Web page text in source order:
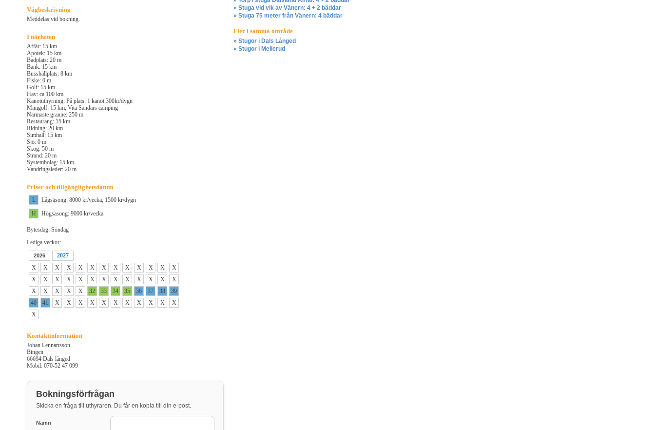
Vägbeskrivning
Meddelas vid bokning.
I närheten
Affär: 15 km
Apotek: 15 km
Badplats: 20 m
Bank: 15 km
Busshållplats: 8 km
Fiske: 0 m
Golf: 15 km
Hav: ca 100 km
Kanotuthyrning: På plats. 1 kanot 300kr/dygn
Minigolf: 15 km, Vita Sandars camping
Närmaste granne: 250 m
Restaurang: 15 km
Ridning: 20 km
Simhall: 15 km
Sjö: 0 m
Skog: 50 m
Strand: 20 m
Systembolag: 15 km
Vandringsleder: 20 m
Priser och tillgänglighetsdatum
L
Lågsäsong: 8000 kr/vecka, 1500 kr/dygn
H
Högsäsong: 9000 kr/vecka
Bytesdag: Söndag
Lediga veckor:
2026
2027
X
X X X X X X X X X X X
X
X
X X X X X X X X X X X
X
X
X X X X 32 33 34 35 36 37 38
39
40
41 X X X X X X X X X X
X
X
Kontaktinformation
Johan Lennartsson
Bingen
66694 Dals långed
Mobil: 070-52 47 099
Bokningsförfrågan
Skicka en fråga till uthyraren. Du får en kopia till din e-post.
Namn
» Stuga vid vik av Vänern: 4 + 2 bäddar
» Stuga 75 meter från Vänern: 4 bäddar
Fler i samma område
» Stugor i Dals Långed
» Stugor i Mellerud